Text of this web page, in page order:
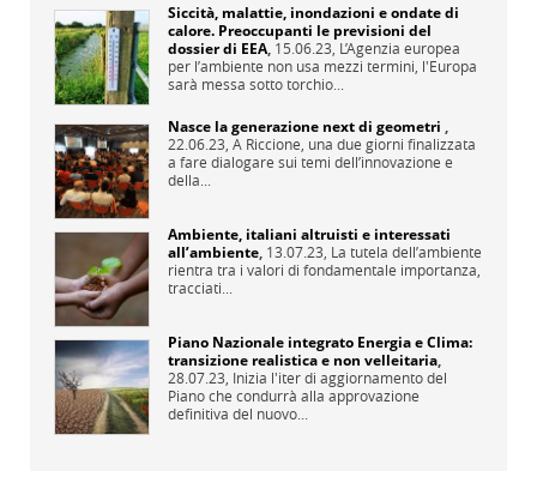
Siccità, malattie, inondazioni e ondate di
calore. Preoccupanti le previsioni del
dossier di EEA, 15.06.23, L’Agenzia europea
per l’ambiente non usa mezzi termini, l'Europa
sarà messa sotto torchio...
Nasce la generazione next di geometri ,
22.06.23, A Riccione, una due giorni finalizzata
a fare dialogare sui temi dell’innovazione e
della...
Ambiente, italiani altruisti e interessati
all’ambiente, 13.07.23, La tutela dell’ambiente
rientra tra i valori di fondamentale importanza,
tracciati...
Piano Nazionale integrato Energia e Clima:
transizione realistica e non velleitaria,
28.07.23, Inizia l'iter di aggiornamento del
Piano che condurrà alla approvazione
definitiva del nuovo...